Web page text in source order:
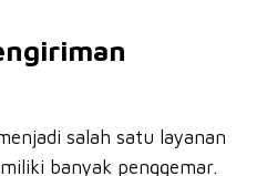
salah satu layanan
banyak penggemar.